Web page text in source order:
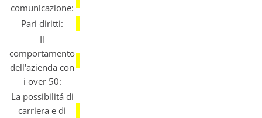
comunicazione:
Pari diritti:
Il
comportamento
dell'azienda con
i over 50:
La possibilitá di
carriera e di